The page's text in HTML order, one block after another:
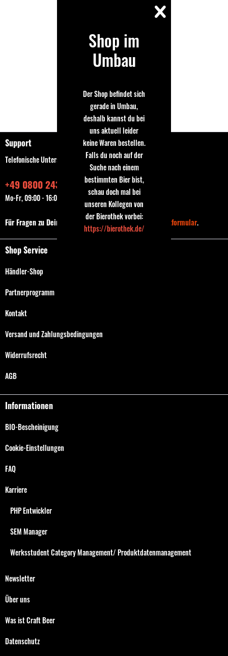
Support
Telefonische Unterstützung und Beratung unter:
+49 0800 243768435
Mo-Fr, 09:00 - 16:00 Uhr
Für Fragen zu Deiner Bestellung nutze bitte das Kontaktformular.
Shop Service
Händler-Shop
Partnerprogramm
Kontakt
Versand und Zahlungsbedingungen
Widerrufsrecht
AGB
Informationen
BIO-Bescheinigung
Cookie-Einstellungen
FAQ
Karriere
PHP Entwickler
SEM Manager
Werksstudent Category Management/ Produktdatenmanagement
Newsletter
Über uns
Was ist Craft Beer
Datenschutz
Shop im
Umbau
Der Shop befindet sich
gerade in Umbau,
deshalb kannst du bei
uns aktuell leider
keine Waren bestellen.
Falls du noch auf der
Suche nach einem
bestimmten Bier bist,
schau doch mal bei
unseren Kollegen von
der Bierothek vorbei:
https://bierothek.de/